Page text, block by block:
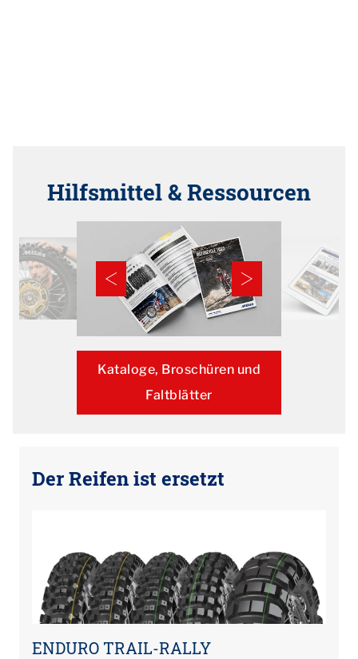
Hilfsmittel & Ressourcen
Kataloge, Broschüren und
Faltblätter
Der Reifen ist ersetzt
ENDURO TRAIL-RALLY